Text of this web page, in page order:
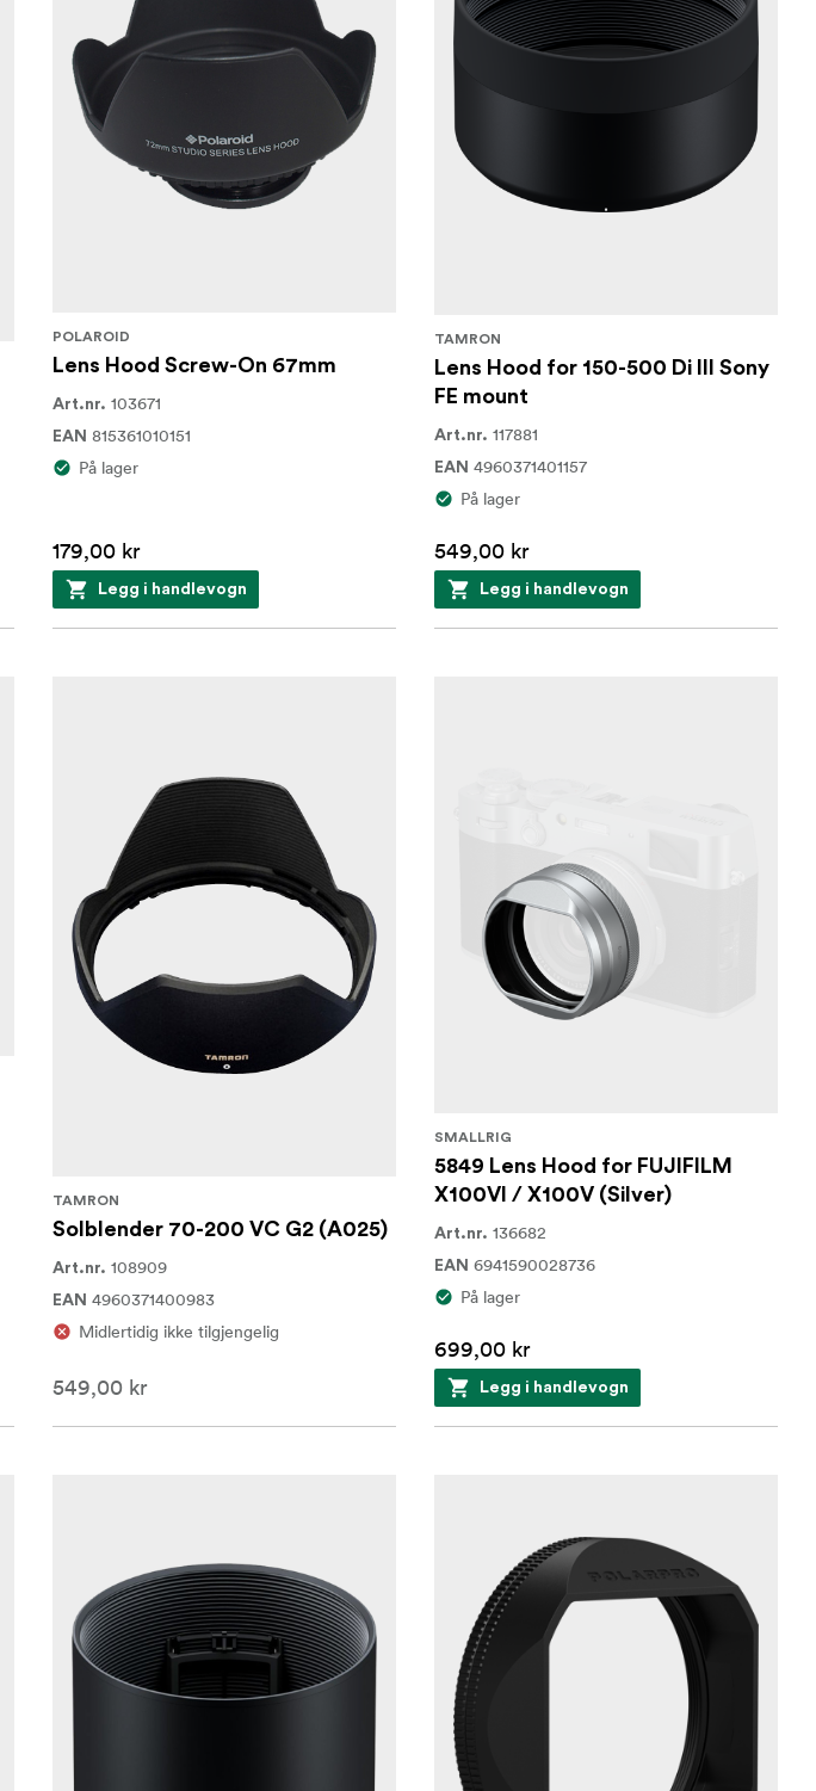
POLAROID
Lens Hood Screw-On 67mm
Art.nr. 103671
EAN 815361010151
På lager
179,00 kr
Legg i handlevogn
TAMRON
Lens Hood for 150-500 Di III Sony
FE mount
Art.nr. 117881
EAN 4960371401157
På lager
549,00 kr
Legg i handlevogn
TAMRON
Solblender 70-200 VC G2 (A025)
Art.nr. 108909
EAN 4960371400983
Midlertidig ikke tilgjengelig
549,00 kr
SMALLRIG
5849 Lens Hood for FUJIFILM
X100VI / X100V (Silver)
Art.nr. 136682
EAN 6941590028736
På lager
699,00 kr
Legg i handlevogn